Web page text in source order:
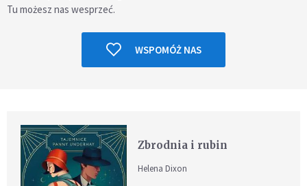
Tu możesz nas wesprzeć.
WSPOMÓŻ NAS
Zbrodnia i rubin
Helena Dixon